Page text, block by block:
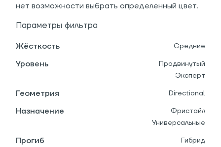
нет возможности выбрать определенный цвет.
Параметры фильтра
Жёсткость Средние
Уровень
Продвинутый
Эксперт
Геометрия Directional
Назначение
Фристайл
Универсальные
Прогиб Гибрид